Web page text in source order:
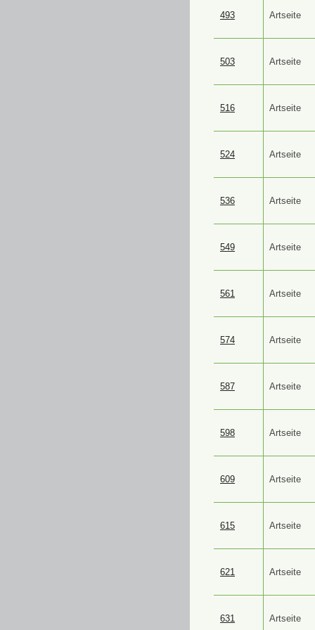
493 Artseite
503 Artseite
516 Artseite
524 Artseite
536 Artseite
549 Artseite
561 Artseite
574 Artseite
587 Artseite
598 Artseite
609 Artseite
615 Artseite
621 Artseite
631 Artseite